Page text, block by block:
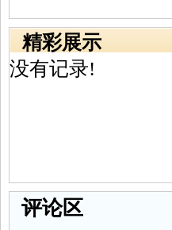
精彩展示
没有记录!
评论区